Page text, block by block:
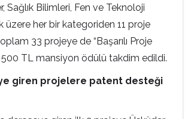
Sağlık Bilimleri, Fen ve Teknoloji
üzere her bir kategoriden 11 proje
33 projeye de “Başarılı Proje
500 TL mansiyon ödülü takdim edildi.
giren projelere patent desteği